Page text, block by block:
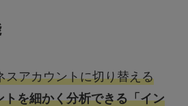
スアカウントに切り替える
トを細かく分析できる「イン